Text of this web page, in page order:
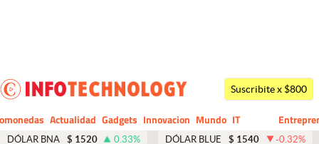
Dólar
Economía y Política
Suscribite x $800
Actualidad Gadgets Innovacion Mundo
CIO
IT
Business
DÓLAR BNA $ 1520 0.33% DÓLAR BLUE $ 1540 -0.32%